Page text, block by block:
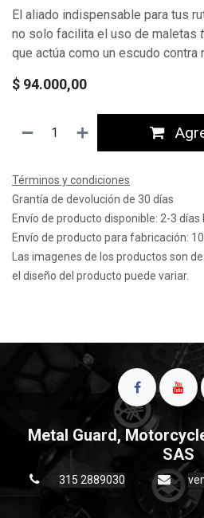
El aliado indispensable para tus
no solo facilita el uso de maletas
que actúa como un escudo contra
$ 94.000,00
Términos y condiciones
Grantía de devolución de 30 días
Envío de producto disponible: 2-3 días
Envío de producto para fabricación:
Las imagenes de los productos son
el diseño del producto puede variar.
Metal Guard,
SAS
315 2889030